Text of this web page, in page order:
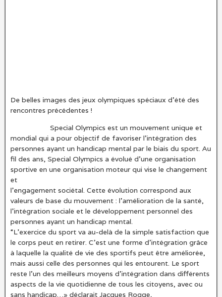
De belles images des jeux olympiques spéciaux d’été des
rencontres précédentes !
Special Olympics est un mouvement unique et
mondial qui a pour objectif de favoriser l’intégration des
personnes ayant un handicap mental par le biais du sport. Au
fil des ans, Special Olympics a évolué d’une organisation
sportive en une organisation moteur qui vise le changement
et
l’engagement sociétal. Cette évolution correspond aux
valeurs de base du mouvement : l’amélioration de la santé,
l’intégration sociale et le développement personnel des
personnes ayant un handicap mental.
“L’exercice du sport va au-delà de la simple satisfaction que
le corps peut en retirer. C’est une forme d’intégration grâce
à laquelle la qualité de vie des sportifs peut être améliorée,
mais aussi celle des personnes qui les entourent. Le sport
reste l’un des meilleurs moyens d’intégration dans différents
aspects de la vie quotidienne de tous les citoyens, avec ou
sans handicap…» déclarait Jacques Rogge,